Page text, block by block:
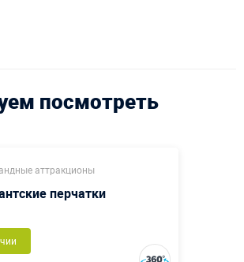
посмотреть
аттракционы
перчатки